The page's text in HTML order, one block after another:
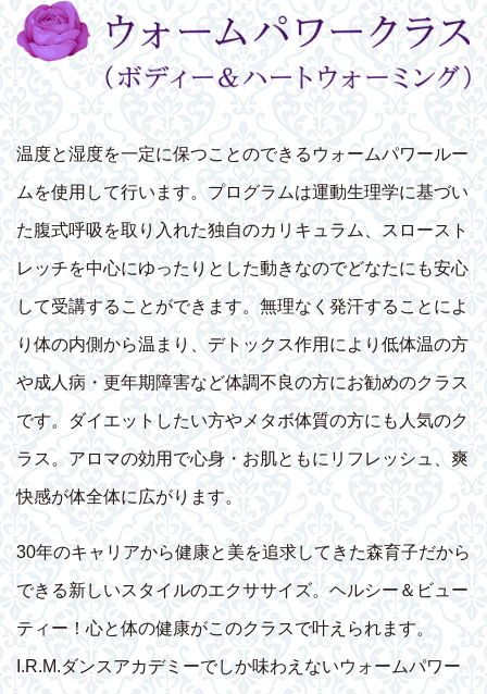
温度と湿度を一定に保つことのできるウォームパワールー
ムを使用して行います。プログラムは運動生理学に基づい
た腹式呼吸を取り入れた独自のカリキュラム、スロースト
レッチを中心にゆったりとした動きなのでどなたにも安心
して受講することができます。無理なく発汗することによ
り体の内側から温まり、デトックス作用により低体温の方
や成人病・更年期障害など体調不良の方にお勧めのクラス
です。ダイエットしたい方やメタボ体質の方にも人気のク
ラス。アロマの効用で心身・お肌ともにリフレッシュ、爽
快感が体全体に広がります。
30年のキャリアから健康と美を追求してきた森育子だから
できる新しいスタイルのエクササイズ。ヘルシー＆ビュー
ティー！心と体の健康がこのクラスで叶えられます。
I.R.M.ダンスアカデミーでしか味わえないウォームパワー